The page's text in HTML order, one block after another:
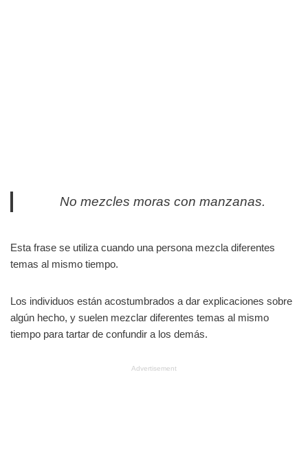
No mezcles moras con manzanas.
Esta frase se utiliza cuando una persona mezcla diferentes
temas al mismo tiempo.
Los individuos están acostumbrados a dar explicaciones sobre
algún hecho, y suelen mezclar diferentes temas al mismo
tiempo para tartar de confundir a los demás.
Advertisement